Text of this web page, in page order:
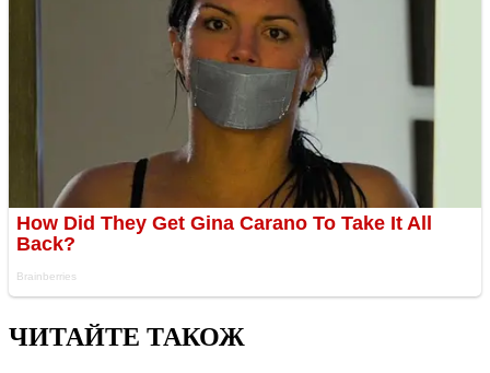
ЧИТАЙТЕ ТАКОЖ